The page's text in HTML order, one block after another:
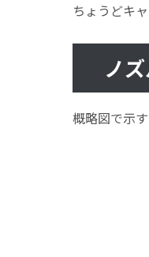
ちょうどキ
ノ
概略図で示